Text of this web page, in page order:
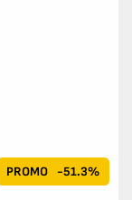
PROMO -51.3%